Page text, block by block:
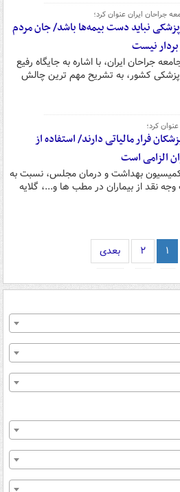
جراحان ایران عنوان کرد؛
پزشکی نباید دست بیمه‌ها باشد/ جان مردم
نیست
جراحان ایران، با اشاره به جایگاه رفیع
کشور، به تشریح مهم ترین چالش
کرد؛
فرار مالیاتی دارند/ استفاده از
الزامی است
بهداشت و درمان مجلس، نسبت به
وجه نقد از بیماران در مطب ها و...، گلایه
۱ ۲ بعدی